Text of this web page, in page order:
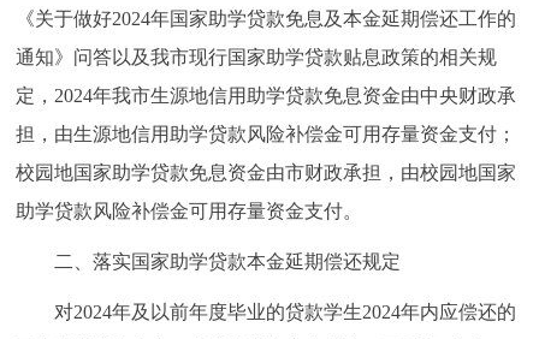
《关于做好2024年国家助学贷款免息及本金延期偿还工作的
通知》问答以及我市现行国家助学贷款贴息政策的相关规
定，2024年我市生源地信用助学贷款免息资金由中央财政承
担，由生源地信用助学贷款风险补偿金可用存量资金支付；
校园地国家助学贷款免息资金由市财政承担，由校园地国家
助学贷款风险补偿金可用存量资金支付。
二、落实国家助学贷款本金延期偿还规定
对2024年及以前年度毕业的贷款学生2024年内应偿还的